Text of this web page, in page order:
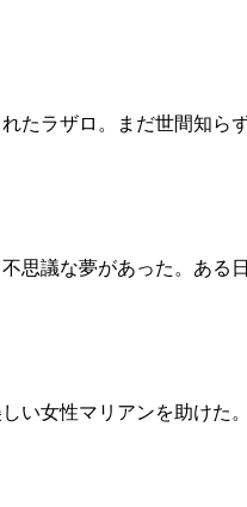
たラザロ。まだ世間知
思議な夢があった。あ
い女性マリアンを助け